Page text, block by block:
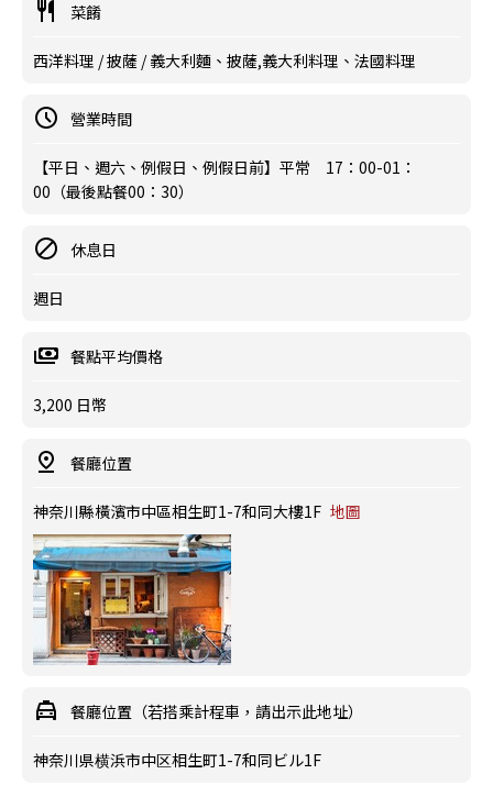
菜餚
西洋料理 / 披薩 / 義大利麵、披薩,義大利料理、法國料理
營業時間
【平日、週六、例假日、例假日前】平常 17：00-01：
00（最後點餐00：30）
休息日
週日
餐點平均價格
3,200 日幣
餐廳位置
神奈川縣橫濱市中區相生町1-7和同大樓1F 地圖
餐廳位置（若搭乘計程車，請出示此地址）
神奈川県横浜市中区相生町1-7和同ビル1F